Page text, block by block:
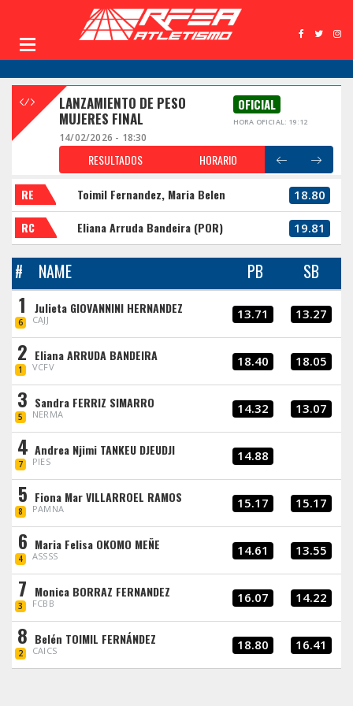
LANZAMIENTO DE PESO
MUJERES FINAL
OFICIAL
HORA OFICIAL: 19:12
14/02/2026 - 18:30
RESULTADOS HORARIO
RE Toimil Fernandez, Maria Belen 18.80
RC Eliana Arruda Bandeira (POR) 19.81
# NAME PB SB
1
6
Julieta GIOVANNINI HERNANDEZ
CAJJ 13.71 13.27
2
1
Eliana ARRUDA BANDEIRA
VCFV 18.40 18.05
3
5
Sandra FERRIZ SIMARRO
NERMA 14.32 13.07
4
7
Andrea Njimi TANKEU DJEUDJI
PIES 14.88
5
8
Fiona Mar VILLARROEL RAMOS
PAMNA 15.17 15.17
6
4
Maria Felisa OKOMO MEÑE
ASSSS 14.61 13.55
7
3
Monica BORRAZ FERNANDEZ
FCBB 16.07 14.22
8
2
Belén TOIMIL FERNÁNDEZ
CAICS 18.80 16.41